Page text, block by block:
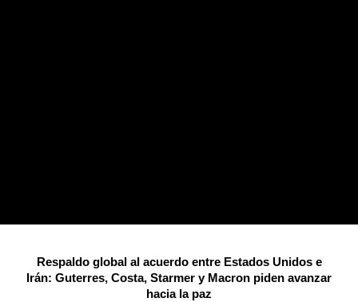
Respaldo global al acuerdo entre Estados Unidos e
Irán: Guterres, Costa, Starmer y Macron piden avanzar
hacia la paz